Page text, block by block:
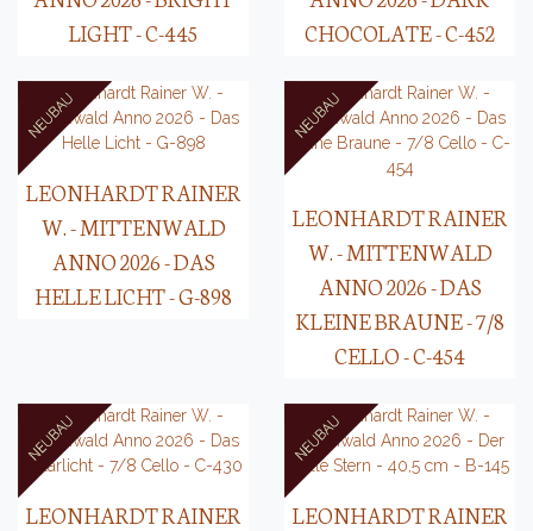
LIGHT - C-445
CHOCOLATE - C-452
LEONHARDT RAINER
W. - MITTENWALD
ANNO 2026 - DAS
HELLE LICHT - G-898
LEONHARDT RAINER
W. - MITTENWALD
ANNO 2026 - DAS
KLEINE BRAUNE - 7/8
CELLO - C-454
LEONHARDT RAINER
LEONHARDT RAINER